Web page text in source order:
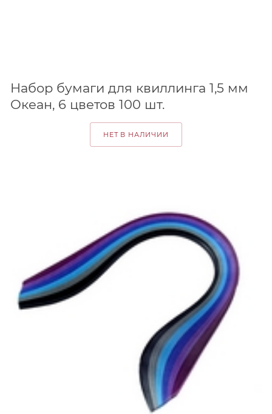
Набор бумаги для квиллинга 1,5 мм
Океан, 6 цветов 100 шт.
НЕТ В НАЛИЧИИ